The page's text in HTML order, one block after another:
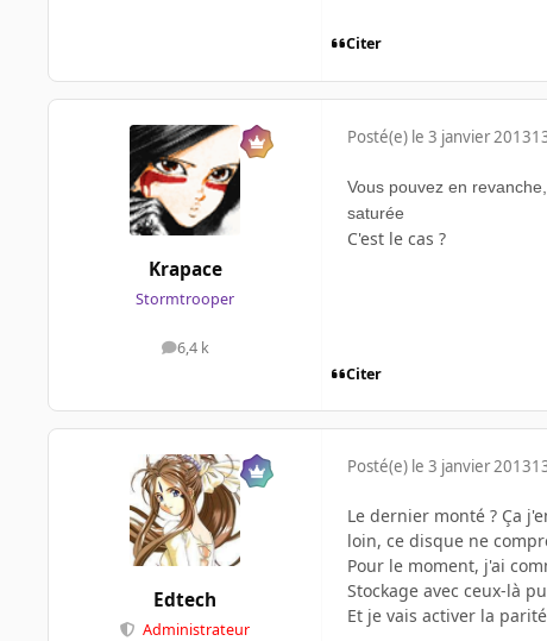
Citer
Krapace
Stormtrooper
6,4 k
messages
Posté(e) le 3 janvier 2013
Vous pouvez en
saturée
C'est le cas ?
Citer
Edtech
Administrateur
Posté(e) le 3 janvier 2013
Le dernier monté ? Ça
loin, ce disque ne
Pour le moment, j'ai
Stockage avec ceux-là
Et je vais activer la